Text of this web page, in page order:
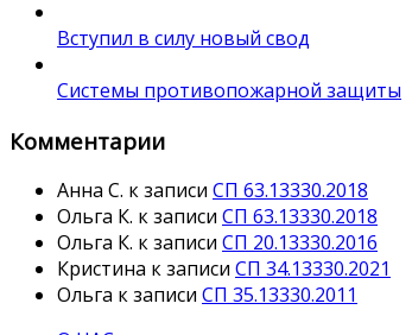
Вступил в силу новый свод
Системы противопожарной защиты
Комментарии
Анна С. к записи СП 63.13330.2018
Ольга К. к записи СП 63.13330.2018
Ольга К. к записи СП 20.13330.2016
Кристина к записи СП 34.13330.2021
Ольга к записи СП 35.13330.2011